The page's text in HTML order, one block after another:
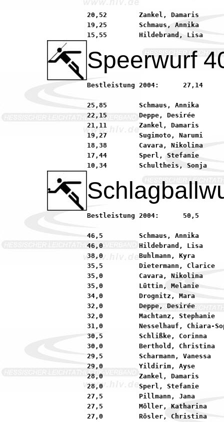
20,52        Zankel, Damaris
19,25        Schmaus, Annika
Speerwurf
Bestleistung 2004:	27,14        Menzel, Milena          92 SKG Sprendlingen
25,85        Schmaus, Annika
22,15        Deppe, Desirée
21,11        Zankel, Damaris
19,27        Sugimoto, Narumi
18,38        Cavara, Nikolina
17,44        Sperl, Stefanie
Bestleistung 2004:	50,5         Lang, Katharina         92 TV 1888 Windecken
46,5         Schmaus, Annika
46,0         Hildebrand, Lisa
38,0         Buhlmann, Kyra
35,5         Dietermann, Clarice
35,0         Cavara, Nikolina
35,0         Lüttin, Melanie
34,0         Drognitz, Mara
32,0         Deppe, Desirée
32,0         Machtanz, Stephanie
31,0         Nesselhauf, Chiara-
30,5         Schlißke, Corinna
30,0         Berthold, Christina
29,5         Scharmann, Vanessa
29,0         Yildirim, Ayse
28,0         Zankel, Damaris
28,0         Sperl, Stefanie
27,5         Pillmann, Jana
27,5         Möller, Katharina
27,0         Rösler, Christina